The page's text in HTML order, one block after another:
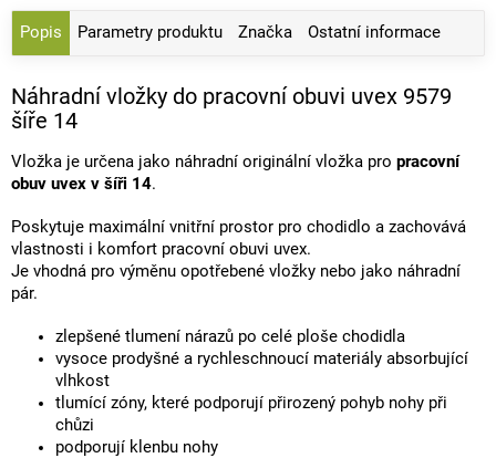
Popis Parametry produktu Značka Ostatní informace
Náhradní vložky do pracovní obuvi uvex 9579
šíře 14
Vložka je určena jako náhradní originální vložka pro pracovní
obuv uvex v šíři 14.
Poskytuje maximální vnitřní prostor pro chodidlo a zachovává
vlastnosti i komfort pracovní obuvi uvex.
Je vhodná pro výměnu opotřebené vložky nebo jako náhradní
pár.
zlepšené tlumení nárazů po celé ploše chodidla
vysoce prodyšné a rychleschnoucí materiály absorbující
vlhkost
tlumící zóny, které podporují přirozený pohyb nohy při
chůzi
podporují klenbu nohy